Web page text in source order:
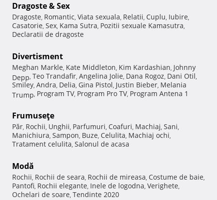
Dragoste & Sex
Dragoste, Romantic, Viata sexuala, Relatii, Cuplu, Iubire,
Casatorie, Sex, Kama Sutra, Pozitii sexuale Kamasutra,
Declaratii de dragoste
Divertisment
Meghan Markle, Kate Middleton, Kim Kardashian, Johnny
Depp, Teo Trandafir, Angelina Jolie, Dana Rogoz, Dani Otil,
Smiley, Andra, Delia, Gina Pistol, Justin Bieber, Melania
Trump, Program TV, Program Pro TV, Program Antena 1
Frumuseţe
Păr, Rochii, Unghii, Parfumuri, Coafuri, Machiaj, Sani,
Manichiura, Sampon, Buze, Celulita, Machiaj ochi,
Tratament celulita, Salonul de acasa
Modă
Rochii, Rochii de seara, Rochii de mireasa, Costume de baie,
Pantofi, Rochii elegante, Inele de logodna, Verighete,
Ochelari de soare, Tendinte 2020